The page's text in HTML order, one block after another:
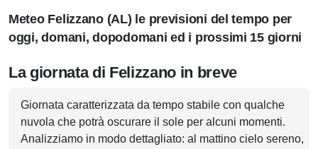
Meteo Felizzano (AL) le previsioni del tempo per
oggi, domani, dopodomani ed i prossimi 15 giorni
La giornata di Felizzano in breve
Giornata caratterizzata da tempo stabile con qualche
nuvola che potrà oscurare il sole per alcuni momenti.
Analizziamo in modo dettagliato: al mattino cielo sereno,